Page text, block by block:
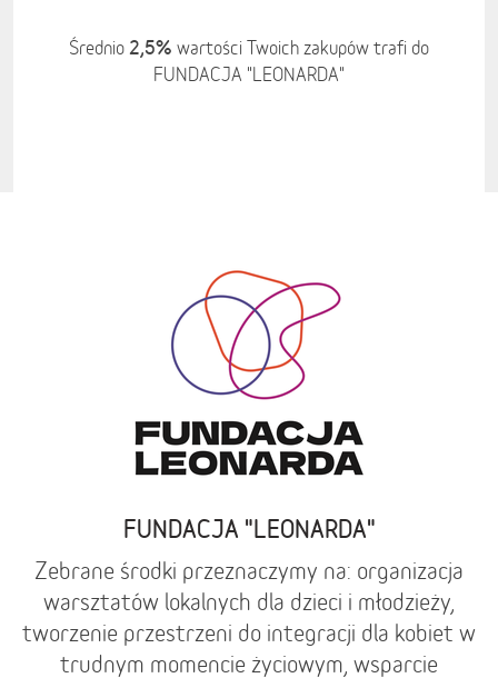
Średnio 2,5% wartości Twoich zakupów trafi do
FUNDACJA "LEONARDA"
FUNDACJA "LEONARDA"
Zebrane środki przeznaczymy na: organizacja
warsztatów lokalnych dla dzieci i młodzieży,
tworzenie przestrzeni do integracji dla kobiet w
trudnym momencie życiowym, wsparcie